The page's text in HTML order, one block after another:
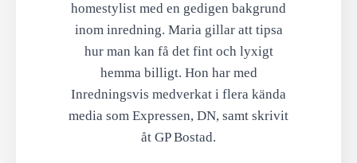
homestylist med en gedigen bakgrund
inom inredning. Maria gillar att tipsa
hur man kan få det fint och lyxigt
hemma billigt. Hon har med
Inredningsvis medverkat i flera kända
media som Expressen, DN, samt skrivit
åt GP Bostad.